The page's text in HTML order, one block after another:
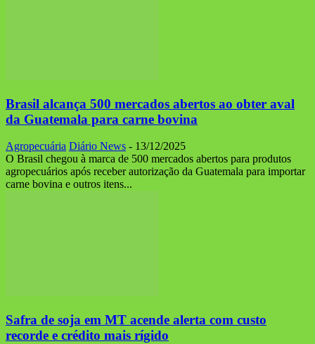
Brasil alcança 500 mercados abertos ao obter aval
da Guatemala para carne bovina
Agropecuária Diário News - 13/12/2025
O Brasil chegou à marca de 500 mercados abertos para produtos
agropecuários após receber autorização da Guatemala para importar
carne bovina e outros itens...
Safra de soja em MT acende alerta com custo
recorde e crédito mais rígido